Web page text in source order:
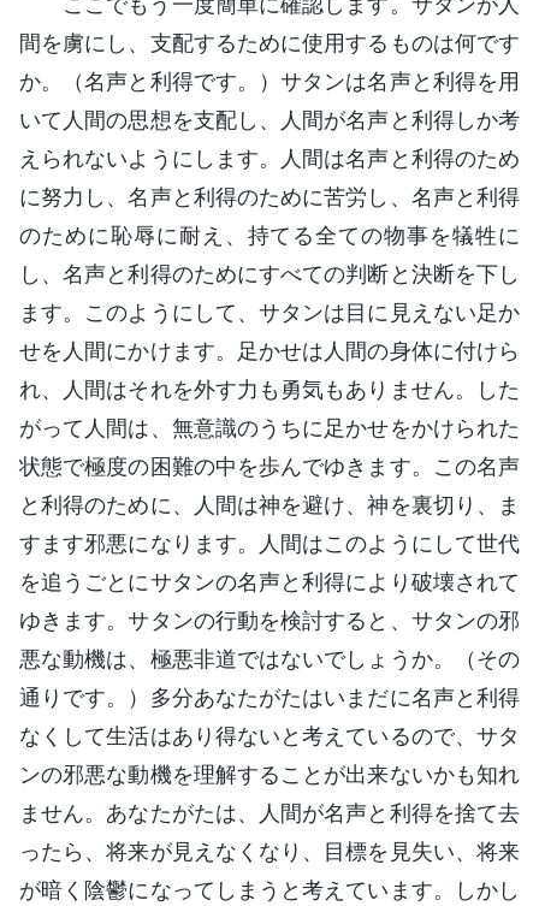
間を虜にし、支配するために使用するものは何です
か。（名声と利得です。）サタンは名声と利得を用
いて人間の思想を支配し、人間が名声と利得しか考
えられないようにします。人間は名声と利得のため
に努力し、名声と利得のために苦労し、名声と利得
のために恥辱に耐え、持てる全ての物事を犠牲に
し、名声と利得のためにすべての判断と決断を下し
ます。このようにして、サタンは目に見えない足か
せを人間にかけます。足かせは人間の身体に付けら
れ、人間はそれを外す力も勇気もありません。した
がって人間は、無意識のうちに足かせをかけられた
状態で極度の困難の中を歩んでゆきます。この名声
と利得のために、人間は神を避け、神を裏切り、ま
すます邪悪になります。人間はこのようにして世代
を追うごとにサタンの名声と利得により破壊されて
ゆきます。サタンの行動を検討すると、サタンの邪
悪な動機は、極悪非道ではないでしょうか。（その
通りです。）多分あなたがたはいまだに名声と利得
なくして生活はあり得ないと考えているので、サタ
ンの邪悪な動機を理解することが出来ないかも知れ
ません。あなたがたは、人間が名声と利得を捨て去
ったら、将来が見えなくなり、目標を見失い、将来
が暗く陰鬱になってしまうと考えています。しかし